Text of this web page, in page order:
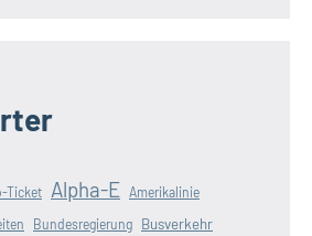
Ticket Alpha-E Amerikalinie
Bundesregierung Busverkehr